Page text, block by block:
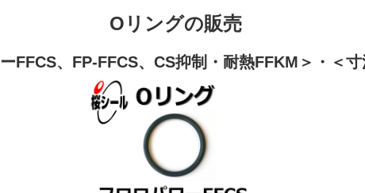
Oリングの販売
FFCS、FP-FFCS、CS抑制・耐熱FFKM＞・＜